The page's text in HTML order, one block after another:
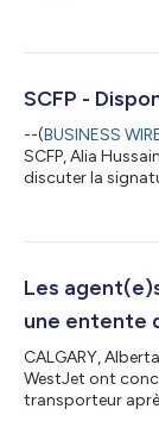
communiqués
vote débutera
entente de
SCFP -
--(BUSINESS
SCFP, Alia
discuter la
en face des
Les
une entente
CALGARY,
WestJet ont
transporteur